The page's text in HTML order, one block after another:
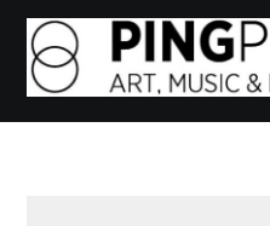
Skip
content